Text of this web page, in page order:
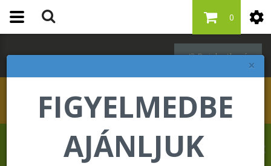
×
FIGYELMEDBE
AJÁNLJUK
Bejelentkezés
0
Kovács Erika üdvözli Önt a Forever Living
internetes áruházában!